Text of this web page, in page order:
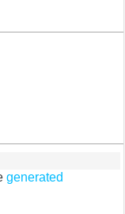
generated